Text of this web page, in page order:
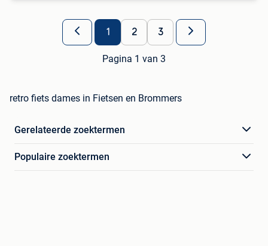
1 2 3
Pagina 1 van 3
retro fiets dames in Fietsen en Brommers
Gerelateerde zoektermen
Populaire zoektermen